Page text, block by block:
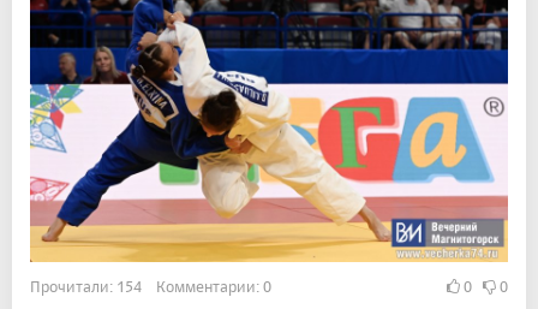
Прочитали: 154 Комментарии: 0 0 0